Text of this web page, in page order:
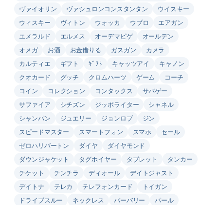
ヴァイオリン
ヴァシュロンコンスタンタン
ウイスキー
ウィスキー
ヴィトン ウォッカ ウブロ
エアガン
エメラルド
エルメス オーデマピゲ
オールデン
オメガ
お酒 お金借りる ガスガン
カメラ
カルティエ
ギフト ｷﾞﾌﾄ キャッツアイ
キャノン
クオカード
グッチ クロムハーツ ゲーム
コーチ
コイン
コレクション コンタックス
サバゲー
サファイア
シチズン ジッポライター
シャネル
シャンパン
ジュエリー ジョンロブ
ジン
スピードマスター
スマートフォン スマホ
セール
ゼロハリバートン
ダイヤ
ダイヤモンド
ダウンジャケット
タグホイヤー タブレット
タンカー
チケット
チンチラ ディオール
デイトジャスト
デイトナ
テレカ テレフォンカード
トイガン
ドライブスルー
ネックレス バーバリー
パール